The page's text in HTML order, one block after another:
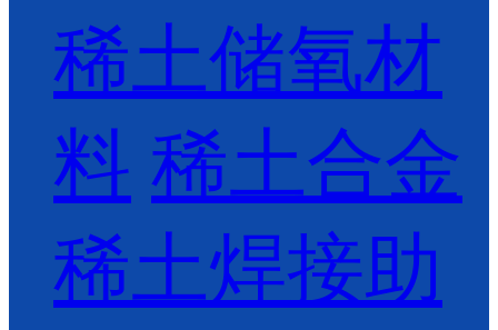
稀土储氧材
料 稀土合金
稀土焊接助